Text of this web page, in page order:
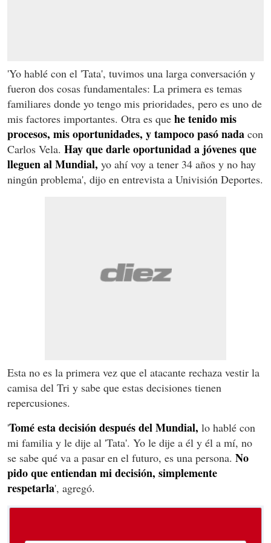
'Yo hablé con el 'Tata', tuvimos una larga conversación y
fueron dos cosas fundamentales: La primera es temas
familiares donde yo tengo mis prioridades, pero es uno de
mis factores importantes. Otra es que he tenido mis
procesos, mis oportunidades, y tampoco pasó nada con
Carlos Vela. Hay que darle oportunidad a jóvenes que
lleguen al Mundial, yo ahí voy a tener 34 años y no hay
ningún problema', dijo en entrevista a Univisión Deportes.
Esta no es la primera vez que el atacante rechaza vestir la
camisa del Tri y sabe que estas decisiones tienen
repercusiones.
'Tomé esta decisión después del Mundial, lo hablé con
mi familia y le dije al 'Tata'. Yo le dije a él y él a mí, no
se sabe qué va a pasar en el futuro, es una persona. No
pido que entiendan mi decisión, simplemente
respetarla', agregó.